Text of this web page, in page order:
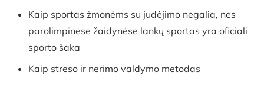
Kaip sportas žmonėms su judėjimo negalia, nes
parolimpinėse žaidynėse lankų sportas yra oficiali
sporto šaka
Kaip streso ir nerimo valdymo metodas